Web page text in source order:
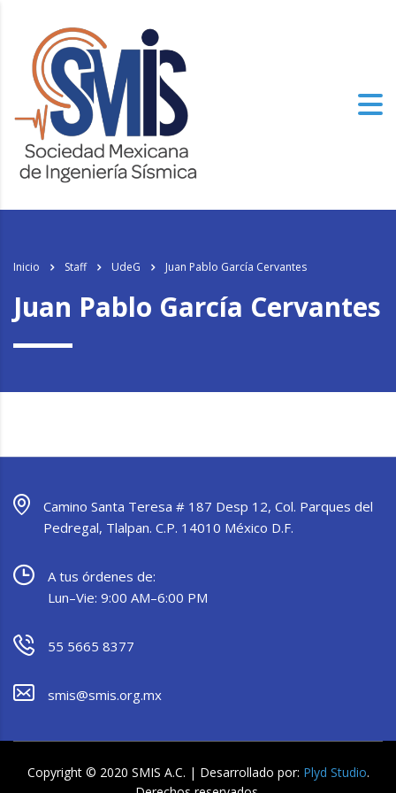
Inicio Staff UdeG Juan Pablo García Cervantes
Juan Pablo García Cervantes
Camino Santa Teresa # 187 Desp 12, Col. Parques del
Pedregal, Tlalpan. C.P. 14010 México D.F.
A tus órdenes de:
Lun–Vie: 9:00 AM–6:00 PM
55 5665 8377
smis@smis.org.mx
Copyright © 2020 SMIS A.C. | Desarrollado por: Plyd Studio.